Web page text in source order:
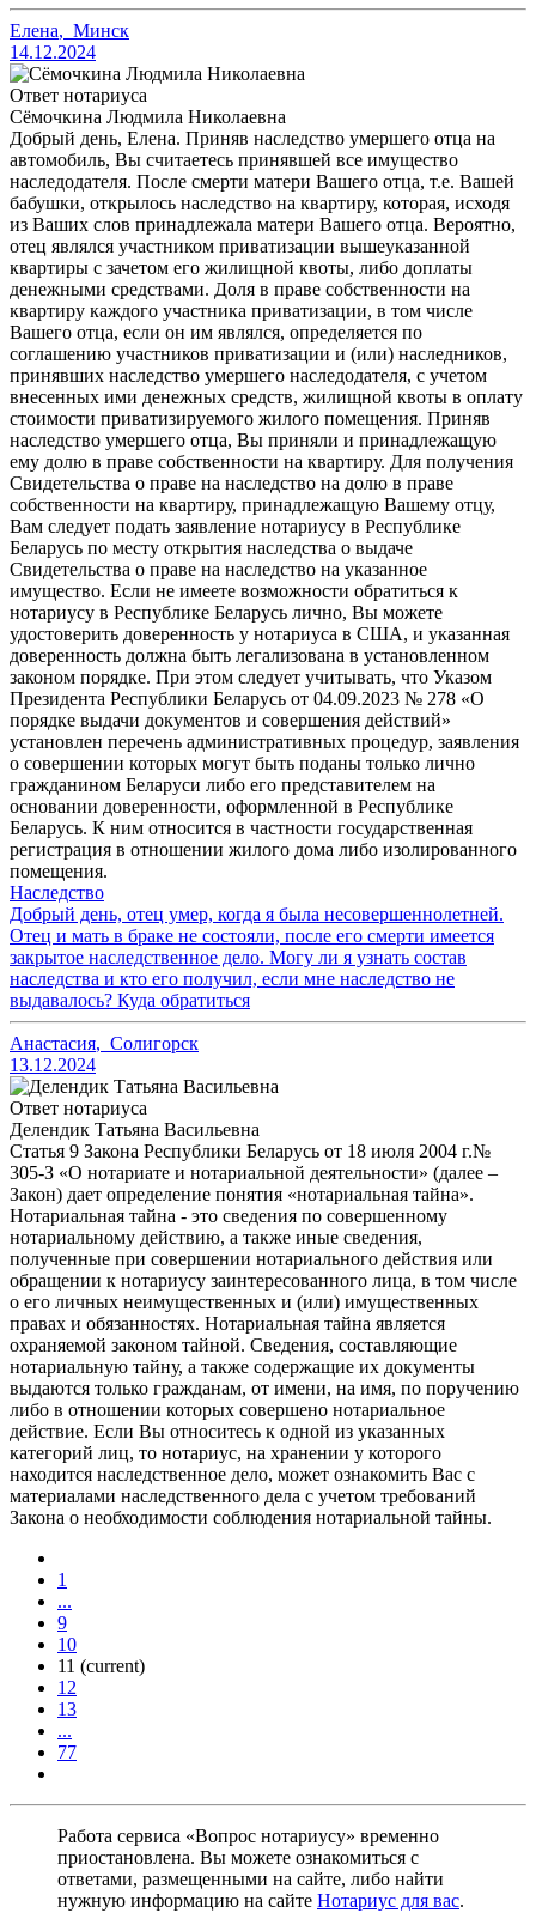
Елена, Минск
14.12.2024
Ответ нотариуса
Сёмочкина Людмила Николаевна
Добрый день, Елена. Приняв наследство умершего отца на
автомобиль, Вы считаетесь принявшей все имущество
наследодателя. После смерти матери Вашего отца, т.е. Вашей
бабушки, открылось наследство на квартиру, которая, исходя
из Ваших слов принадлежала матери Вашего отца. Вероятно,
отец являлся участником приватизации вышеуказанной
квартиры с зачетом его жилищной квоты, либо доплаты
денежными средствами. Доля в праве собственности на
квартиру каждого участника приватизации, в том числе
Вашего отца, если он им являлся, определяется по
соглашению участников приватизации и (или) наследников,
принявших наследство умершего наследодателя, с учетом
внесенных ими денежных средств, жилищной квоты в оплату
стоимости приватизируемого жилого помещения. Приняв
наследство умершего отца, Вы приняли и принадлежащую
ему долю в праве собственности на квартиру. Для получения
Свидетельства о праве на наследство на долю в праве
собственности на квартиру, принадлежащую Вашему отцу,
Вам следует подать заявление нотариусу в Республике
Беларусь по месту открытия наследства о выдаче
Свидетельства о праве на наследство на указанное
имущество. Если не имеете возможности обратиться к
нотариусу в Республике Беларусь лично, Вы можете
удостоверить доверенность у нотариуса в США, и указанная
доверенность должна быть легализована в установленном
законом порядке. При этом следует учитывать, что Указом
Президента Республики Беларусь от 04.09.2023 № 278 «О
порядке выдачи документов и совершения действий»
установлен перечень административных процедур, заявления
о совершении которых могут быть поданы только лично
гражданином Беларуси либо его представителем на
основании доверенности, оформленной в Республике
Беларусь. К ним относится в частности государственная
регистрация в отношении жилого дома либо изолированного
помещения.
Наследство
Добрый день, отец умер, когда я была несовершеннолетней.
Отец и мать в браке не состояли, после его смерти имеется
закрытое наследственное дело. Могу ли я узнать состав
наследства и кто его получил, если мне наследство не
выдавалось? Куда обратиться
Анастасия, Солигорск
13.12.2024
Ответ нотариуса
Делендик Татьяна Васильевна
Статья 9 Закона Республики Беларусь от 18 июля 2004 г.№
305-З «О нотариате и нотариальной деятельности» (далее –
Закон) дает определение понятия «нотариальная тайна».
Нотариальная тайна - это сведения по совершенному
нотариальному действию, а также иные сведения,
полученные при совершении нотариального действия или
обращении к нотариусу заинтересованного лица, в том числе
о его личных неимущественных и (или) имущественных
правах и обязанностях. Нотариальная тайна является
охраняемой законом тайной. Сведения, составляющие
нотариальную тайну, а также содержащие их документы
выдаются только гражданам, от имени, на имя, по поручению
либо в отношении которых совершено нотариальное
действие. Если Вы относитесь к одной из указанных
категорий лиц, то нотариус, на хранении у которого
находится наследственное дело, может ознакомить Вас с
материалами наследственного дела с учетом требований
Закона о необходимости соблюдения нотариальной тайны.
1
...
9
10
11 (current)
12
13
...
77
Работа сервиса «Вопрос нотариусу» временно
приостановлена. Вы можете ознакомиться с
ответами, размещенными на сайте, либо найти
нужную информацию на сайте Нотариус для вас.